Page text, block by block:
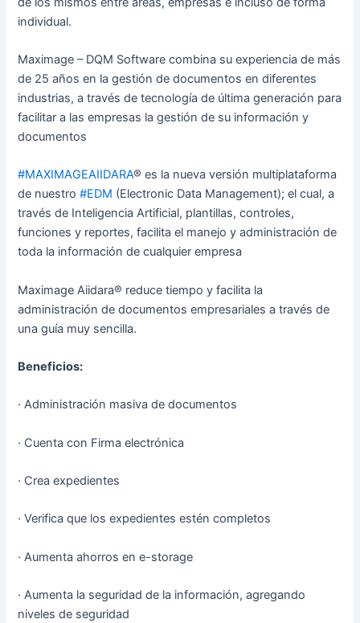
individual.
Maximage – DQM Software combina su experiencia de más
de 25 años en la gestión de documentos en diferentes
industrias, a través de tecnología de última generación para
facilitar a las empresas la gestión de su información y
documentos
#MAXIMAGEAIIDARA® es la nueva versión multiplataforma
de nuestro#EDM (Electronic Data Management); el cual, a
través de Inteligencia Artificial, plantillas, controles,
funciones y reportes, facilita el manejo y administración de
toda la información de cualquier empresa
Maximage Aiidara® reduce tiempo y facilita la
administración de documentos empresariales a través de
una guía muy sencilla.
Beneficios:
· Administración masiva de documentos
· Cuenta con Firma electrónica
· Crea expedientes
· Verifica que los expedientes estén completos
· Aumenta ahorros en e-storage
· Aumenta la seguridad de la información, agregando
niveles de seguridad